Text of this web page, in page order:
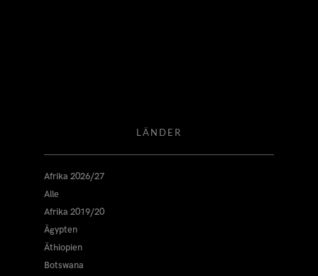
LÄNDER
Afrika 2026/27
Alle
Afrika 2019/20
Ägypten
Äthiopien
Botswana